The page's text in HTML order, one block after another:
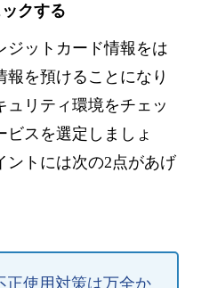
クする
ジットカード情報をは
報を預けることになり
ュリティ環境をチェッ
ビスを選定しましょ
ントには次の2点があげ
正使用対策は万全か